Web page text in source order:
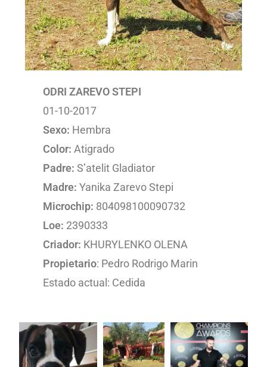
ODRI ZAREVO STEPI
01-10-2017
Sexo: Hembra
Color: Atigrado
Padre: S’atelit Gladiator
Madre: Yanika Zarevo Stepi
Microchip: 804098100090732
Loe: 2390333
Criador: KHURYLENKO OLENA
Propietario: Pedro Rodrigo Marin
Estado actual: Cedida